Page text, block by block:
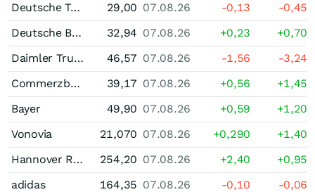
Deutsche Telekom
29,00 07.08.26 -0,13
-0,45
Deutsche Bank
32,94 07.08.26 +0,23
+0,70
Daimler Truck Holding
46,57 07.08.26 -1,56
-3,24
Commerzbank
39,17 07.08.26 +0,56
+1,45
Bayer
49,90 07.08.26 +0,59
+1,20
Vonovia
21,070 07.08.26 +0,290
+1,40
Hannover Rueck
254,20 07.08.26 +2,40
+0,95
adidas
164,35 07.08.26 -0,10
-0,06